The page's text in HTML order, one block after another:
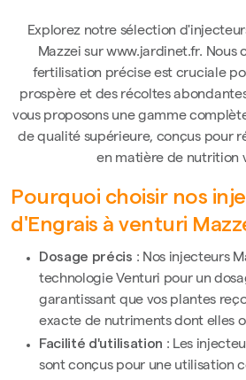
Explorez notre sélection
Mazzei sur www.jardinet.fr. Nous
fertilisation précise est cruciale
prospère et des récoltes
vous proposons une gamme
de qualité supérieure, conçus pour
en matière de nutrition
Pourquoi choisir nos
d'Engrais à venturi
Dosage précis : Nos injecteurs
technologie Venturi pour un
garantissant que vos plantes
exacte de nutriments dont elles
Facilité d'utilisation : Les
sont conçus pour une utilisation